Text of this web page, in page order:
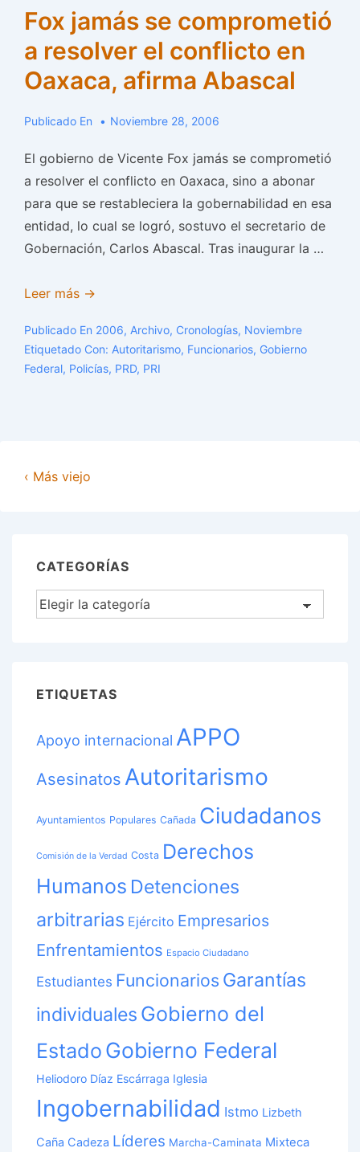
DETENIDAS
EN
OAXACA
EL
DE
Fox jamás se comprometió
a resolver el conflicto en
Oaxaca, afirma Abascal
Publicado En Noviembre 28, 2006
El gobierno de Vicente Fox jamás se comprometió
a resolver el conflicto en Oaxaca, sino a abonar
para que se restableciera la gobernabilidad en esa
entidad, lo cual se logró, sostuvo el secretario de
Gobernación, Carlos Abascal. Tras inaugurar la …
Fox
se
comprometió
en
Leer más →
Publicado En 2006, Archivo, Cronologías, Noviembre
Etiquetado Con: Autoritarismo, Funcionarios, Gobierno
Federal, Policías, PRD, PRI
‹ Más viejo
CATEGORÍAS
Categorías
ETIQUETAS
Apoyo internacional APPO
Asesinatos Autoritarismo
Ayuntamientos Populares Cañada Ciudadanos
Comisión de la Verdad Costa Derechos
Humanos Detenciones
arbitrarias Ejército Empresarios
Enfrentamientos Espacio Ciudadano
Estudiantes Funcionarios Garantías
individuales Gobierno del
Estado Gobierno Federal
Heliodoro Díaz Escárraga Iglesia
Ingobernabilidad Istmo Lizbeth
Caña Cadeza Líderes Marcha-Caminata Mixteca